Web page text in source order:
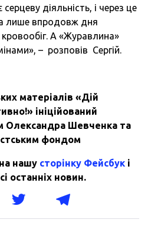
діяльність, і через це
лише впродовж дня
А «Журавлина»
– розповів Сергій.
матеріалів «Дій
ініційований
Олександра Шевченка та
фондом
нашу сторінку Фейсбук і
останніх новин.